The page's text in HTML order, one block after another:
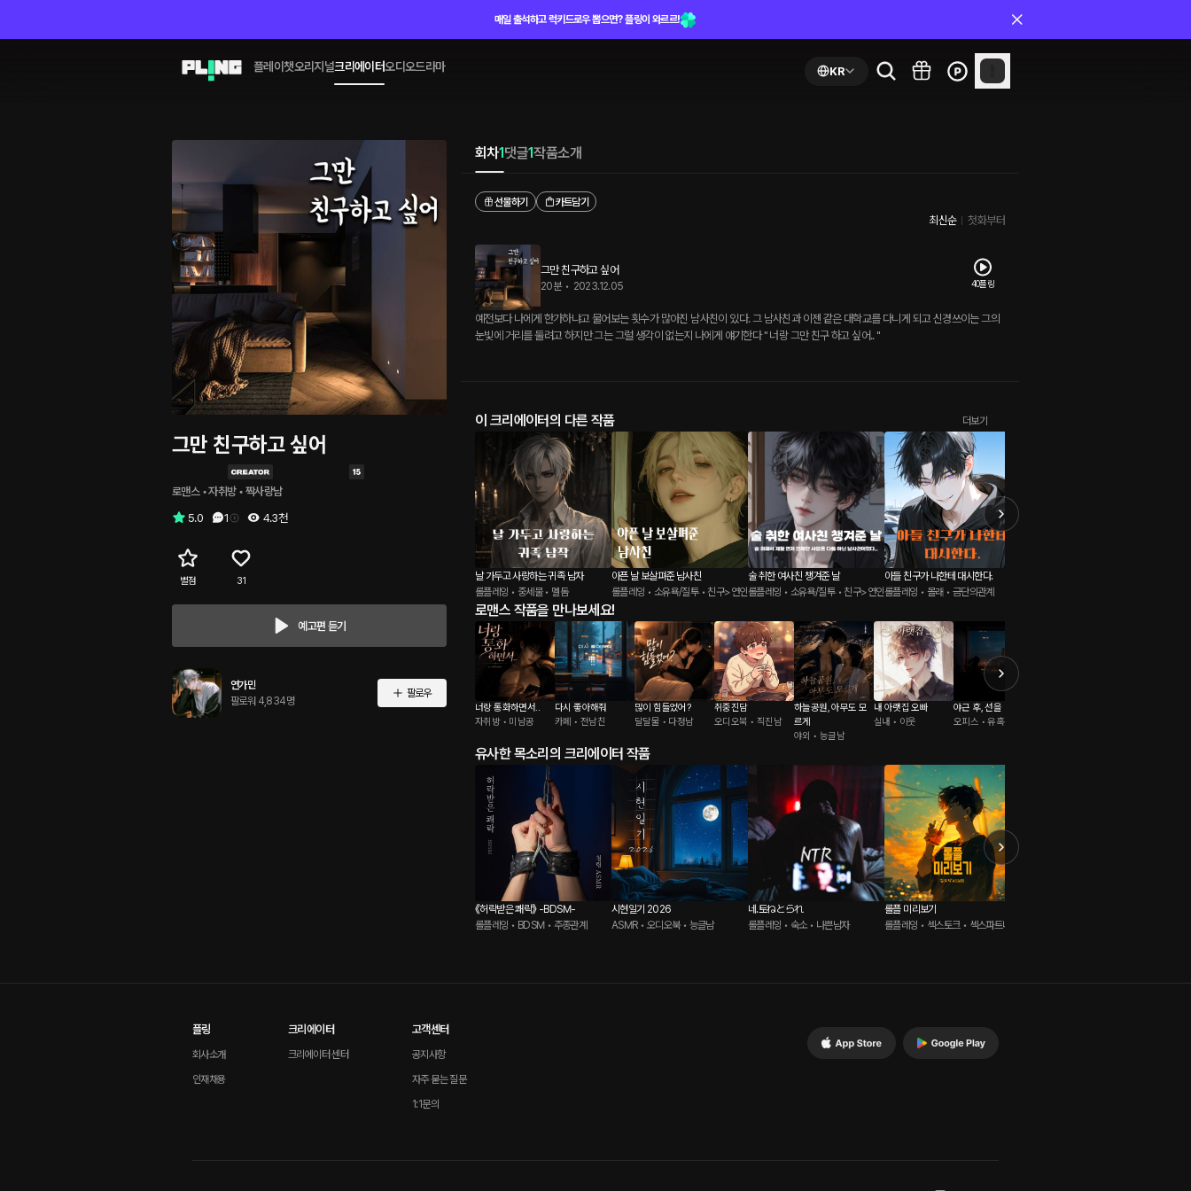
매일 출석하고 럭키드로우 뽑으면? 플링이 와르르!
플레이챗오리지널크리에이터오디오드라마 KR
그만 친구하고 싶어
로맨스 • 자취방 • 짝사랑남
5.0
1 4.3천
별점 31
연가민
팔로워 4,834명
팔로우
예고편 듣기
회차1댓글1작품소개
선물하기 카트담기
최신순 첫화부터
그만 친구하고 싶어
20분 • 2023.12.05 40플링
예전보다 나에게 한가하냐고 물어보는 횟수가 많아진 남사친이 있다. 그 남사친과 이젠 같은 대학교를 다니게 되고 신경쓰이는 그의
눈빛에 거리를 둘려고 하지만 그는 그럴 생각이 없는지 나에게 얘기한다 " 너랑 그만 친구 하고 싶어.. "
이 크리에이터의 다른 작품 더보기
날 가두고 사랑하는 귀족 남자
롤플레잉 • 중세물 • 멜돔
아픈 날 보살펴준 남사친
롤플레잉 • 소유욕/질투 • 친구>연인
술 취한 여사친 챙겨준 날
롤플레잉 • 소유욕/질투 • 친구>연인
아들 친구가 나한테 대시한다.
롤플레잉 • 몰래 • 금단의관계
로맨스 작품을 만나보세요!
너랑 통화하면서..
자취방 • 미남공
다시 좋아해줘
카페 • 전남친
많이 힘들었어?
달달물 • 다정남
취중진담
오디오북 • 직진남
하늘공원, 아무도 모
르게
야외 • 능글남
내 아랫집 오빠
실내 • 이웃
야근 후, 선을 넘었다
오피스 • 유혹남
유사한 목소리의 크리에이터 작품
《허락받은 쾌락》 -BDSM-
롤플레잉 • BDSM • 주종관계
시현일기 2026
ASMR • 오디오북 • 능글남
네.토ねとられ
롤플레잉 • 숙소 • 나쁜남자
롤플 미리보기
롤플레잉 • 섹스토크 • 섹스파트너
플링
회사소개
인재채용
크리에이터
크리에이터 센터
고객센터
공지사항
자주 묻는 질문
1:1문의